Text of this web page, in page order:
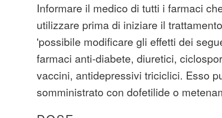
Informare il medico di tutti i farmaci
utilizzare prima di iniziare il
'possibile modificare gli effetti dei
farmaci anti-diabete, diuretici,
vaccini, antidepressivi triciclici. Esso
somministrato con dofetilide o